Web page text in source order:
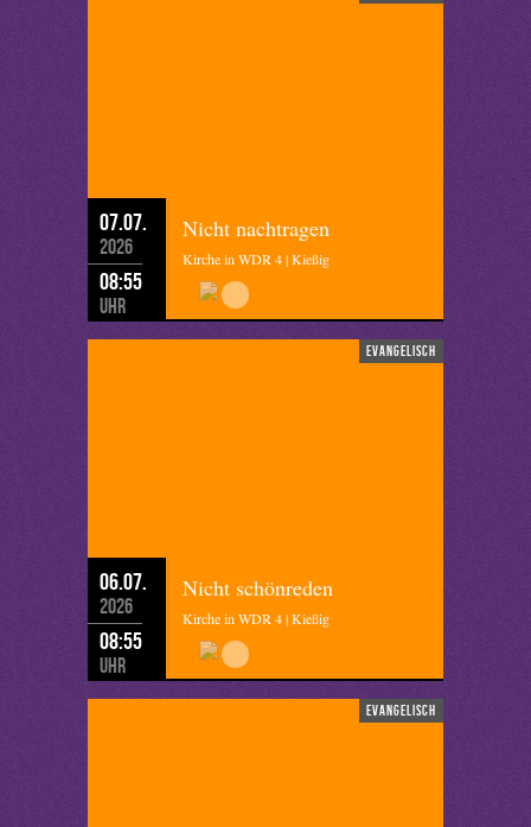
07.07.
2026
08:55
Uhr
Nicht nachtragen
Kirche in WDR 4 | Kießig
evangelisch
06.07.
2026
08:55
Uhr
Nicht schönreden
Kirche in WDR 4 | Kießig
evangelisch